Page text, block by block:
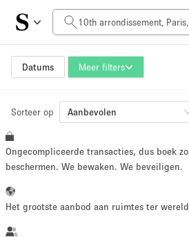
Datums Meer filters
Prijs per dag
0€
Grootte ruimte
10 m²
~ 13 mensen
Sorteer op Aanbevolen
Ongecompliceerde transacties, dus boek
beschermen. We bewaken. We beveiligen.
Het grootste aanbod aan ruimtes ter